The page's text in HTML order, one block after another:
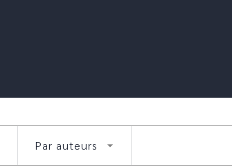
Par auteurs arrow_drop_down